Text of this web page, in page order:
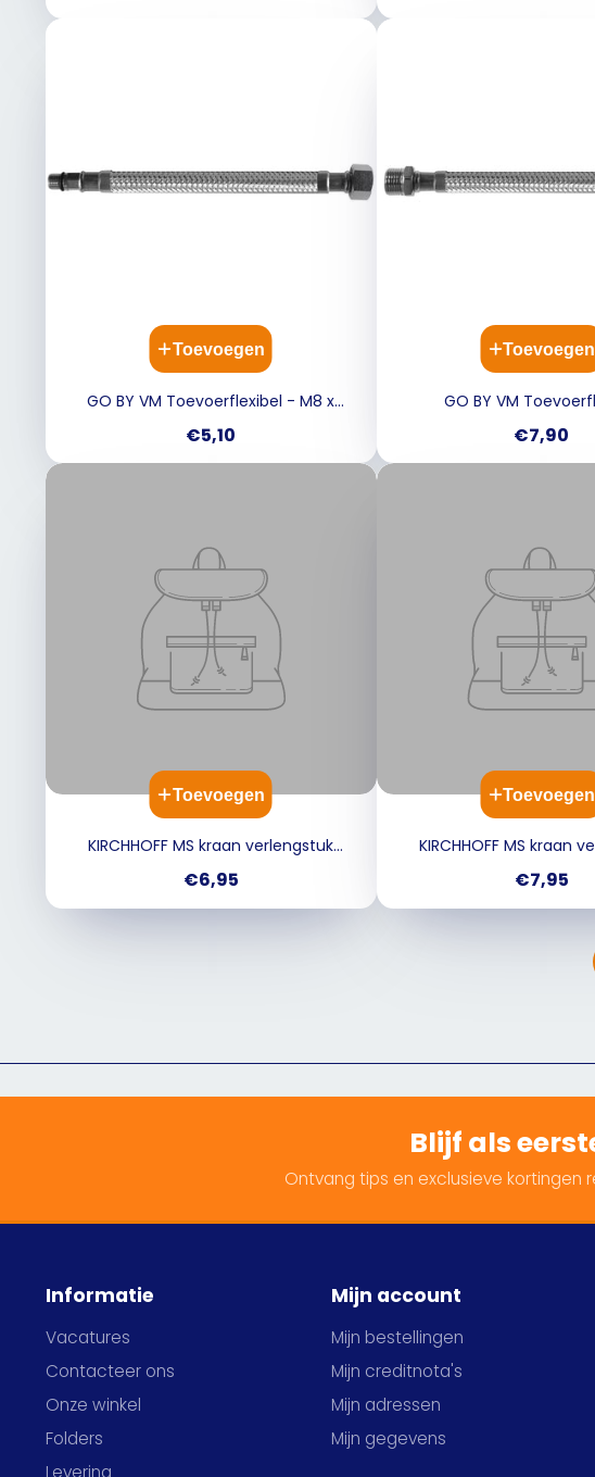
Toevoegen
GO BY VM Toevoerflexibel - M8 x
Prijs
€5,10
Toevoegen
GO BY VM
D13
Prijs
€7,90
Toevoegen
KIRCHHOFF MS kraan verlengstuk
Prijs
€6,95
Toevoegen
KIRCHHOFF MS kraan
Prijs
€7,95
Blijf als
Ontvang tips en exclusieve kortingen
Informatie
Vacatures
Contacteer ons
Onze winkel
Folders
Levering
Mijn account
Mijn bestellingen
Mijn creditnota's
Mijn adressen
Mijn gegevens